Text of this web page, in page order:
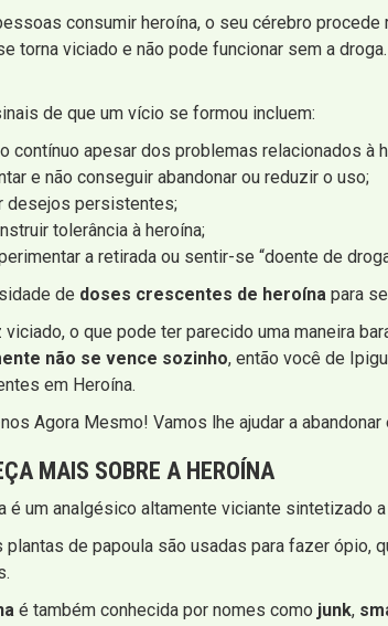
consumir heroína, o seu cérebro
torna viciado e não pode funcionar sem a
de que um vício se formou incluem:
contínuo apesar dos problemas relacionados à
e não conseguir abandonar ou reduzir o uso;
desejos persistentes;
tolerância à heroína;
a retirada ou sentir-se “doente de
de doses crescentes de heroína para
viciado, o que pode ter parecido uma maneira
não se vence sozinho, então você de
em Heroína.
Agora Mesmo! Vamos lhe ajudar a
MAIS SOBRE A HEROÍNA
é um analgésico altamente viciante sintetizado
plantas de papoula são usadas para fazer ópio,
é também conhecida por nomes como junk,